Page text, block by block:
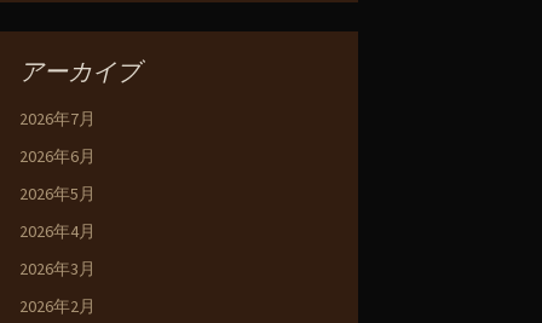
アーカイブ
2026年7月
2026年6月
2026年5月
2026年4月
2026年3月
2026年2月